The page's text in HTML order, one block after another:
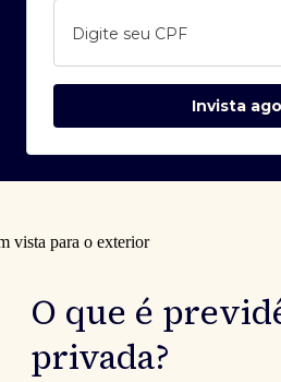
Digite seu CPF
Invista
O que é
privada?